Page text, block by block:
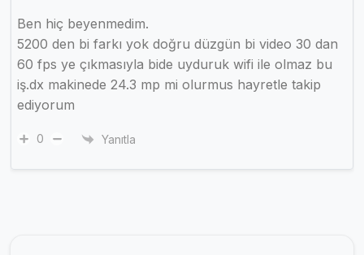
Ben hiç beyenmedim.
5200 den bi farkı yok doğru düzgün bi video 30 dan
60 fps ye çıkmasıyla bide uyduruk wifi ile olmaz bu
iş.dx makinede 24.3 mp mi olurmus hayretle takip
ediyorum
0 Yanıtla